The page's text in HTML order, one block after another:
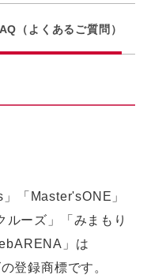
（よくあるご質問）
「Master'sONE」
ルーズ」「みまもり
」は
登録商標です。